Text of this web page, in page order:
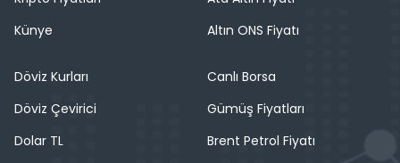
Künye
Altın ONS Fiyatı
Döviz Kurları
Döviz Çevirici
Dolar TL
Canlı Borsa
Gümüş Fiyatları
Brent Petrol Fiyatı